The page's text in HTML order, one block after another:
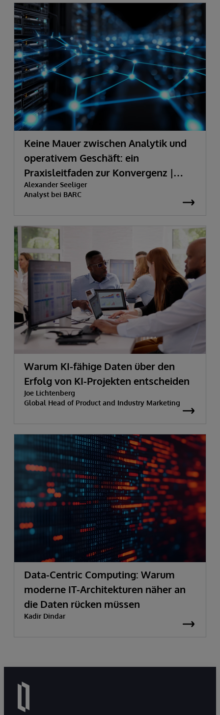
Keine Mauer zwischen Analytik und
operativem Geschäft: ein
Praxisleitfaden zur Konvergenz |
BARC | InterSystems
Alexander Seeliger
Analyst bei BARC
Warum KI-fähige Daten über den
Erfolg von KI-Projekten entscheiden
Joe Lichtenberg
Global Head of Product and Industry Marketing
Data-Centric Computing: Warum
moderne IT-Architekturen näher an
die Daten rücken müssen
Kadir Dindar